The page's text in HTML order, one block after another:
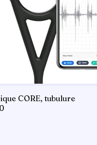
CORE, tubulure